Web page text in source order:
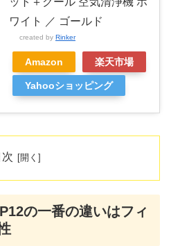
ワイト ／ ゴールド
created by Rinker
Amazon 楽天市場
Yahooショッピング
次
の一番の違いはフィ